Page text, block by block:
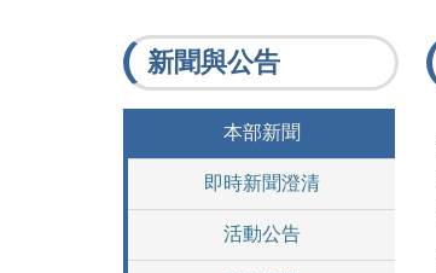
新聞與公告
本部新聞
即時新聞澄清
活動公告